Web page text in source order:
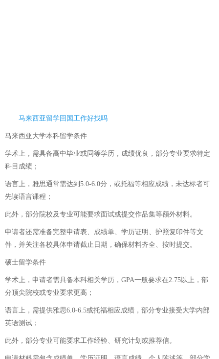
马来西亚留学回国工作好找吗
马来西亚大学本科留学条件
学术上，需具备高中毕业或同等学历，成绩优良，部分专业要求特定
科目成绩；
语言上，雅思通常需达到5.0-6.0分，或托福等相应成绩，未达标者可
先读语言课程；
此外，部分院校及专业可能要求面试或提交作品集等额外材料。
申请者还需准备完整申请表、成绩单、学历证明、护照复印件等文
件，并关注各校具体申请截止日期，确保材料齐全、按时提交。
硕士留学条件
学术上，申请者需具备本科相关学历，GPA一般要求在2.75以上，部
分顶尖院校或专业要求更高；
语言上，需提供雅思6.0-6.5或托福相应成绩，部分专业接受大学内部
英语测试；
此外，部分专业可能要求工作经验、研究计划或推荐信。